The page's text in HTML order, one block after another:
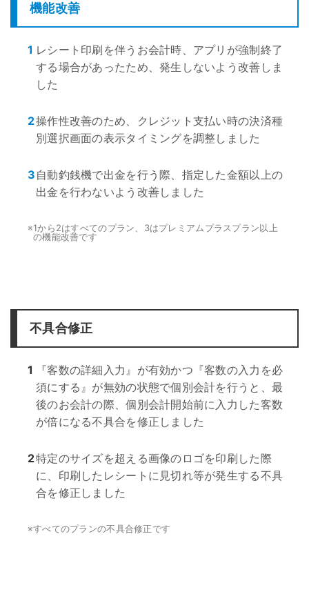
機能改善
1 レシート印刷を伴うお会計時、アプリが強制終了
する場合があったため、発生しないよう改善しま
した
2操作性改善のため、クレジット支払い時の決済種
別選択画面の表示タイミングを調整しました
3 自動釣銭機で出金を行う際、指定した金額以上の
出金を行わないよう改善しました
※1から2はすべてのプラン、3はプレミアムプラスプラン以上
の機能改善です
不具合修正
1
『客数の詳細入力』が有効かつ『客数の入力を必
須にする』が無効の状態で個別会計を行うと、最
後のお会計の際、個別会計開始前に入力した客数
が倍になる不具合を修正しました
2特定のサイズを超える画像のロゴを印刷した際
に、印刷したレシートに見切れ等が発生する不具
合を修正しました
※すべてのプランの不具合修正です